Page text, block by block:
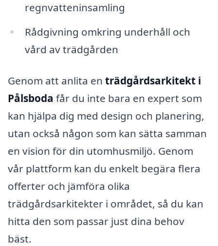
regnvatteninsamling
Rådgivning omkring underhåll och
vård av trädgården
Genom att anlita en trädgårdsarkitekt i
Pålsboda får du inte bara en expert som
kan hjälpa dig med design och planering,
utan också någon som kan sätta samman
en vision för din utomhusmiljö. Genom
vår plattform kan du enkelt begära flera
offerter och jämföra olika
trädgårdsarkitekter i området, så du kan
hitta den som passar just dina behov
bäst.